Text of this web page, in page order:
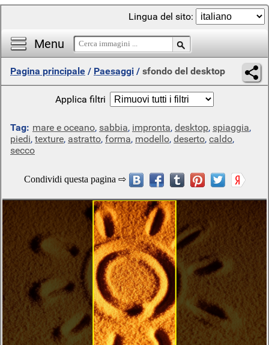
Menu
Lingua del sito:
Pagina principale / Paesaggi / sfondo del desktop
Applica filtri
Tag: mare e oceano, sabbia, impronta, desktop, spiaggia,
piedi, texture, astratto, forma, modello, deserto, caldo,
secco